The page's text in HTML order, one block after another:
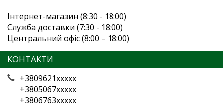
Інтернет-магазин (8:30 - 18:00)
Служба доставки (7:30 - 18:00)
Центральний офіс (8:00 – 18:00)
КОНТАКТИ
+3809621xxxxx
+3805067xxxxx
+3806763xxxxx